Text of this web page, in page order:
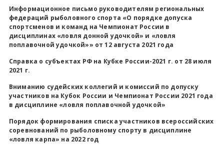
Информационное письмо руководителям региональных
федераций рыболовного спорта «О порядке допуска
спортсменов и команд на Чемпионат России в
дисциплинах «ловля донной удочкой» и «ловля
поплавочной удочкой»» от 12 августа 2021 года
Справка о субъектах РФ на Кубке России-2021 г. от 28 июля
2021 г.
Вниманию судейских коллегий и комиссий по допуску
участников на Кубок России и Чемпионат России 2021 года
в дисциплине «ловля поплавочной удочкой»
Порядок формирования списка участников всероссийских
соревнований по рыболовному спорту в дисциплине
«ловля карпа» на 2022 год
Всероссийские правила
Судейские документы